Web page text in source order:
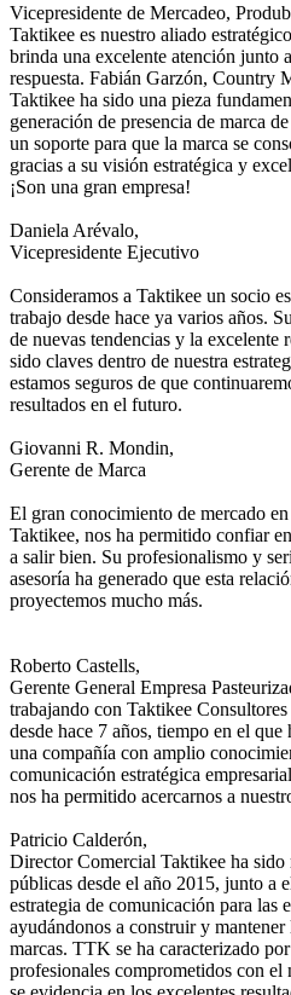
Vicepresidente de Mercadeo,
Taktikee es nuestro aliado
brinda una excelente atención junto
respuesta. Fabián Garzón, Country
Taktikee ha sido una pieza
generación de presencia de marca
un soporte para que la marca se
gracias a su visión estratégica y
¡Son una gran empresa!
Daniela Arévalo,
Vicepresidente Ejecutivo
Consideramos a Taktikee un socio
trabajo desde hace ya varios años.
de nuevas tendencias y la excelente
sido claves dentro de nuestra
estamos seguros de que
resultados en el futuro.
Giovanni R. Mondin,
Gerente de Marca
El gran conocimiento de mercado
Taktikee, nos ha permitido confiar
a salir bien. Su profesionalismo y
asesoría ha generado que esta
proyectemos mucho más.
Roberto Castells,
Gerente General Empresa
trabajando con Taktikee
desde hace 7 años, tiempo en el
una compañía con amplio
comunicación estratégica
nos ha permitido acercarnos a
Patricio Calderón,
Director Comercial Taktikee ha sido
públicas desde el año 2015, junto a
estrategia de comunicación para las
ayudándonos a construir y mantener
marcas. TTK se ha caracterizado
profesionales comprometidos con el